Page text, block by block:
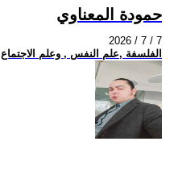
حمودة المعناوي
2026 / 7 / 7
الفلسفة ,علم النفس , وعلم الاجتماع